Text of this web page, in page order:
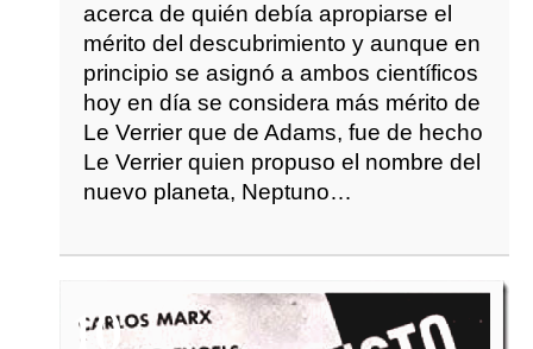
acerca de quién debía apropiarse el
mérito del descubrimiento y aunque en
principio se asignó a ambos científicos
hoy en día se considera más mérito de
Le Verrier que de Adams, fue de hecho
Le Verrier quien propuso el nombre del
nuevo planeta, Neptuno…
10